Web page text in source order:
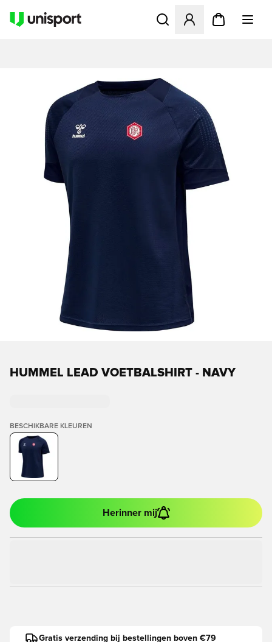
Opent een venster om in
HUMMEL LEAD VOETBALSHIRT - NAVY
BESCHIKBARE KLEUREN
Herinner mij
Gratis verzending bij bestellingen boven €79